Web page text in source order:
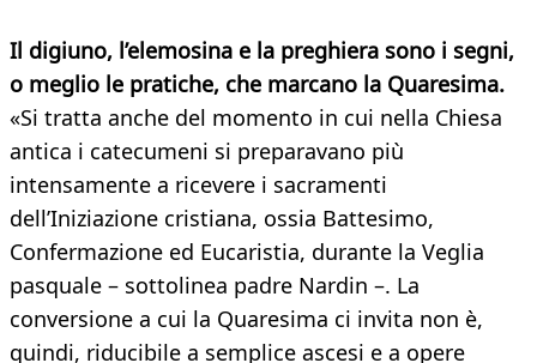
Il digiuno, l’elemosina e la preghiera sono i segni,
o meglio le pratiche, che marcano la Quaresima.
«Si tratta anche del momento in cui nella Chiesa
antica i catecumeni si preparavano più
intensamente a ricevere i sacramenti
dell’Iniziazione cristiana, ossia Battesimo,
Confermazione ed Eucaristia, durante la Veglia
pasquale – sottolinea padre Nardin –. La
conversione a cui la Quaresima ci invita non è,
quindi, riducibile a semplice ascesi e a opere